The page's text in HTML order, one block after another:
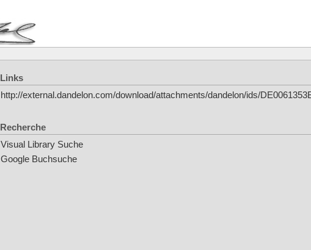
Links
http://external.dandelon.com/download/attachments/dandelon/ids/
Recherche
Visual Library Suche
Google Buchsuche